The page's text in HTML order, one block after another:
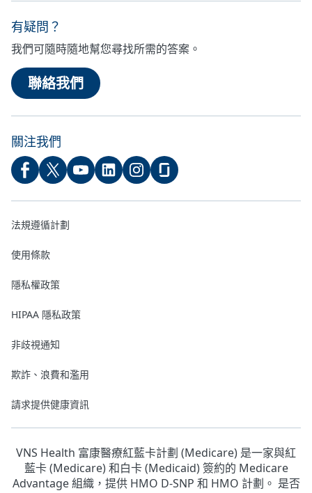
有疑問？
我們可隨時隨地幫您尋找所需的答案。
聯絡我們
關注我們
法規遵循計劃
使用條款
隱私權政策
HIPAA 隱私政策
非歧視通知
欺詐、浪費和濫用
請求提供健康資訊
VNS Health 富康醫療紅藍卡計劃 (Medicare) 是一家與紅
藍卡 (Medicare) 和白卡 (Medicaid) 簽約的 Medicare
Advantage 組織，提供 HMO D-SNP 和 HMO 計劃。 是否